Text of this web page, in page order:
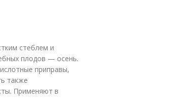
стеблем и
плодов — осень.
приправы,
также
Применяют в